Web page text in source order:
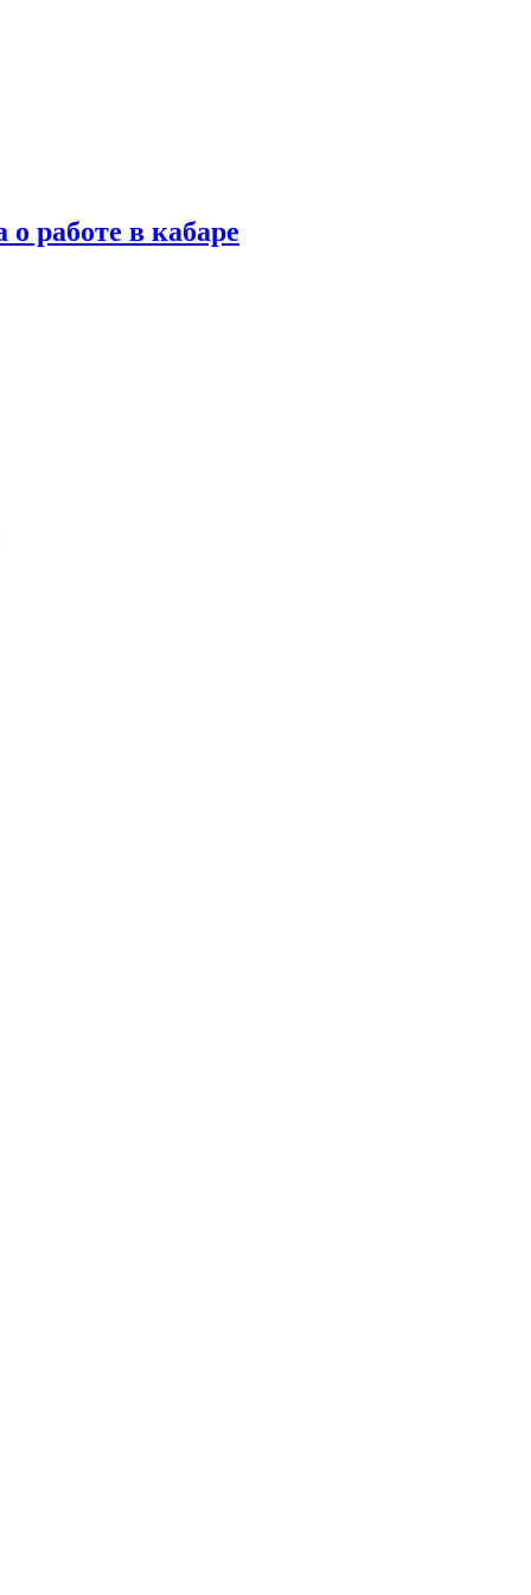
работе в кабаре